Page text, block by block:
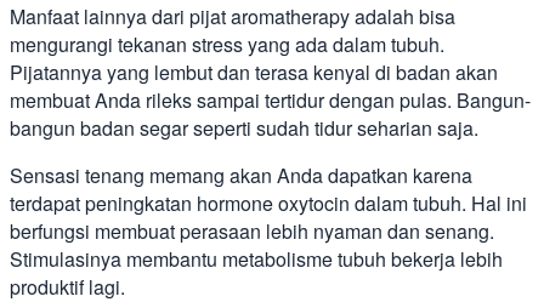
Manfaat lainnya dari pijat aromatherapy adalah bisa
mengurangi tekanan stress yang ada dalam tubuh.
Pijatannya yang lembut dan terasa kenyal di badan akan
membuat Anda rileks sampai tertidur dengan pulas. Bangun-
bangun badan segar seperti sudah tidur seharian saja.
Sensasi tenang memang akan Anda dapatkan karena
terdapat peningkatan hormone oxytocin dalam tubuh. Hal ini
berfungsi membuat perasaan lebih nyaman dan senang.
Stimulasinya membantu metabolisme tubuh bekerja lebih
produktif lagi.